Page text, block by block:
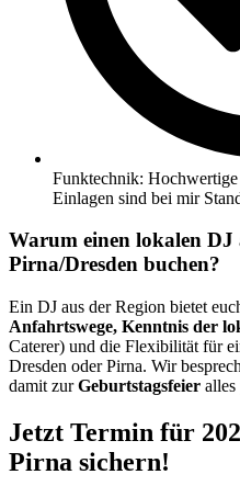
Funktechnik:
Einlagen sind bei mir
Warum einen lokalen DJ
Pirna/Dresden buchen?
Ein DJ aus der Region bietet
Anfahrtswege, Kenntnis der
Caterer) und die Flexibilität für
Dresden oder Pirna. Wir
damit zurGeburtstagsfeier
Jetzt Termin für
Pirna sichern!